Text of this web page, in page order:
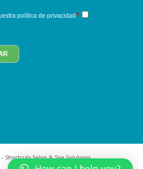
política de privacidad*
Shortcuts Salon & Spa Solutions.